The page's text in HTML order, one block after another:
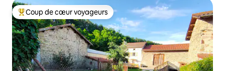
Coups de cœur voyageurs les plus appréciés
Coup de cœur voyageurs